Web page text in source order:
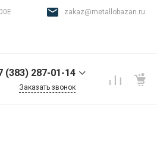
zakaz@metallobazan.ru
(383) 287-01-14
Заказать звонок